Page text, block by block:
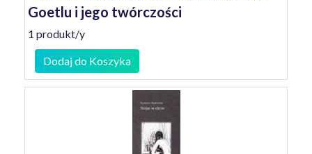
Goetlu i jego twórczości
1 produkt/y
Dodaj do Koszyka